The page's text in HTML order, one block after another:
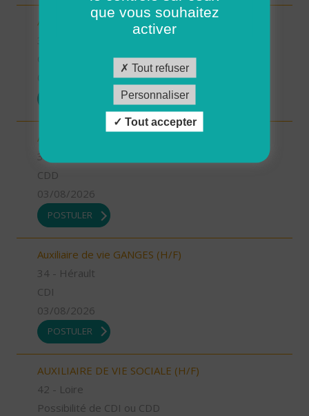
Aide à domicile LE CRES (H/F)
Aide à domicile GANGES (H/F)
34 - Hérault
CDD
03/08/2026
POSTULER
Auxiliaire de vie GANGES (H/F)
34 - Hérault
CDI
03/08/2026
POSTULER
AUXILIAIRE DE VIE SOCIALE (H/F)
42 - Loire
Possibilité de CDI ou CDD
que vous souhaitez
activer
Tout refuser
Personnaliser
Tout accepter